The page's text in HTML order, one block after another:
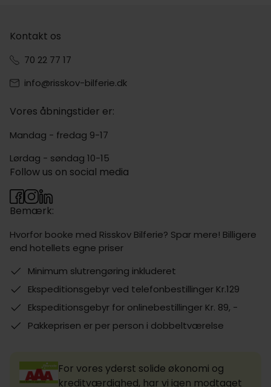
Kontakt os
70 22 77 17
info@risskov-bilferie.dk
Vores åbningstider er:
Mandag - fredag 9-17
Lørdag - søndag 10-15
Bemærk:
Hvorfor booke med Risskov Bilferie? Spar mere! Billigere
end hotellets egne priser
Minimum slutrengøring inkluderet
Ekspeditionsgebyr ved telefonbestillinger Kr.129
Ekspeditionsgebyr for onlinebestillinger Kr. 89, -
Pakkeprisen er per person i dobbeltværelse
Follow us on social media
For vores yderst solide økonomi og
kreditværdighed, har vi igen modtaget